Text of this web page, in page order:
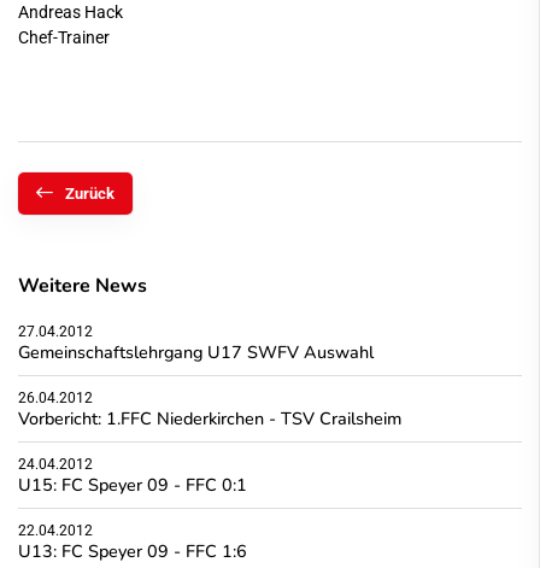
Andreas Hack
Chef-Trainer
Zurück
Weitere News
27.04.2012
Gemeinschaftslehrgang U17 SWFV Auswahl
26.04.2012
Vorbericht: 1.FFC Niederkirchen - TSV Crailsheim
24.04.2012
U15: FC Speyer 09 - FFC 0:1
22.04.2012
U13: FC Speyer 09 - FFC 1:6